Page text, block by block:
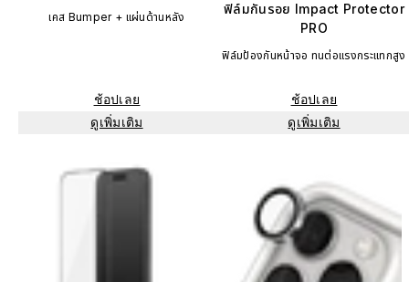
เคส Bumper + แผ่นด้านหลัง
ช้อปเลย
ดูเพิ่มเติม
ฟิล์มกันรอย Impact Protector
PRO
ฟิล์มป้องกันหน้าจอ ทนต่อแรงกระแทกสูง
ช้อปเลย
ดูเพิ่มเติม